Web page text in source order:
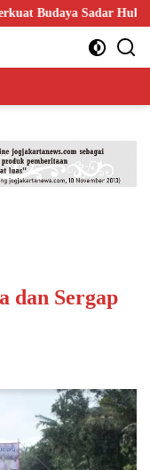
Sadar Hukum di
dan Sergap